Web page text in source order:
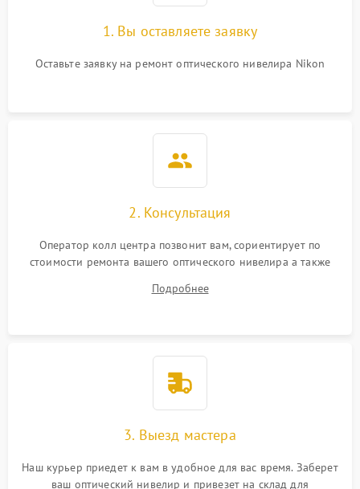
Искажение изображения 2000 ₽
1. Вы оставляете заявку
Оставьте заявку на ремонт оптического нивелира Nikon
2. Консультация
Оператор колл центра позвонит вам, сориентирует по
стоимости ремонта вашего оптического нивелира а также
Подробнее
3. Выезд мастера
Наш курьер приедет к вам в удобное для вас время. Заберет
ваш оптический нивелир и привезет на склад для